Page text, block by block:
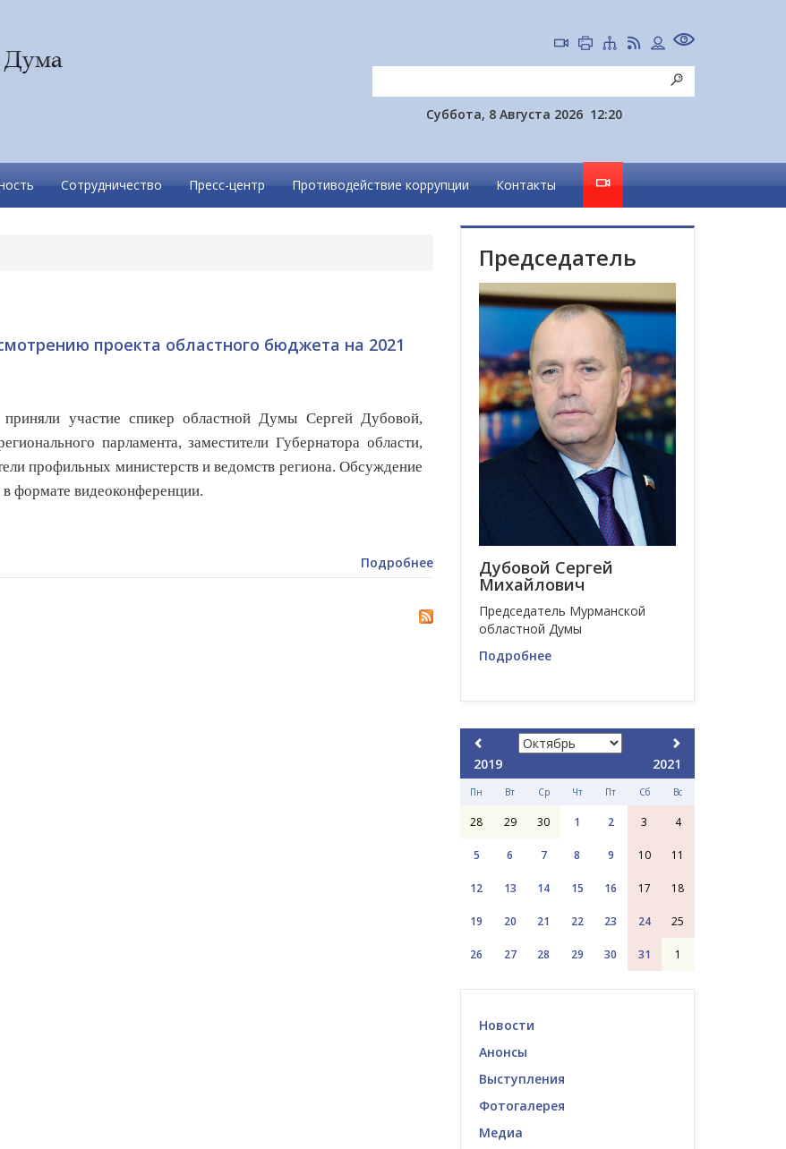
Суббота, 8 Августа 2026 12:20
Сотрудничество Пресс-центр Противодействие коррупции Контакты
проекта областного бюджета на 2021
участие спикер областной Думы Сергей Дубовой,
парламента, заместители Губернатора области,
профильных министерств и ведомств региона. Обсуждение
формате видеоконференции.
Подробнее
Председатель
Дубовой Сергей
Михайлович
Председатель Мурманской
областной Думы
Подробнее
2019 2021
Пн Вт Ср Чт Пт Сб Вс
28 29 30 1 2 3 4
5 6 7 8 9 10 11
12 13 14 15 16 17 18
19 20 21 22 23 24 25
26 27 28 29 30 31 1
Новости
Анонсы
Выступления
Фотогалерея
Медиа